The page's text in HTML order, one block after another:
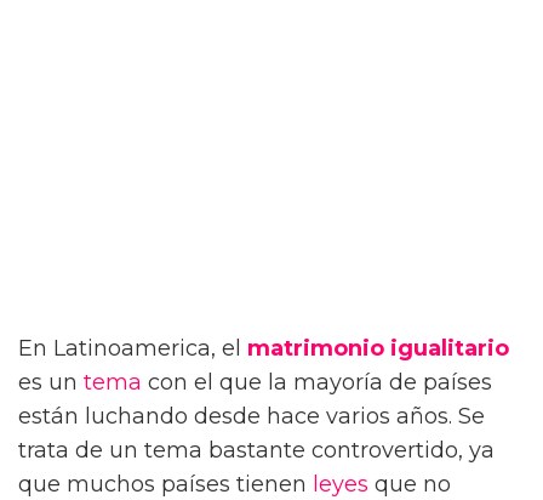
En Latinoamerica, el matrimonio igualitario
es un tema con el que la mayoría de países
están luchando desde hace varios años. Se
trata de un tema bastante controvertido, ya
que muchos países tienen leyes que no